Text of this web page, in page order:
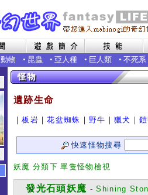
動物 • 昆蟲 • 亞人種 • 巨人類 • 不死系
遺跡生命
｜板岩 ｜花盆蜘蛛 ｜野牛 ｜獵犬 ｜
快速怪物搜尋
妖魔 分類下 單隻怪物檢視
發光石頭妖魔 - Shining